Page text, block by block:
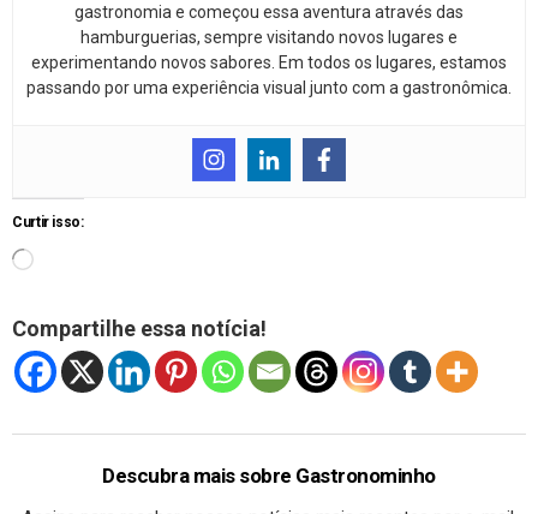
gastronomia e começou essa aventura através das
hamburguerias, sempre visitando novos lugares e
experimentando novos sabores. Em todos os lugares, estamos
passando por uma experiência visual junto com a gastronômica.
Curtir isso:
Compartilhe essa notícia!
Descubra mais sobre Gastronominho